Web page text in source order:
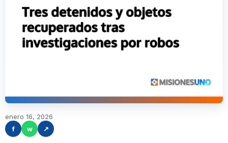
enero 16, 2026
f
w ↗